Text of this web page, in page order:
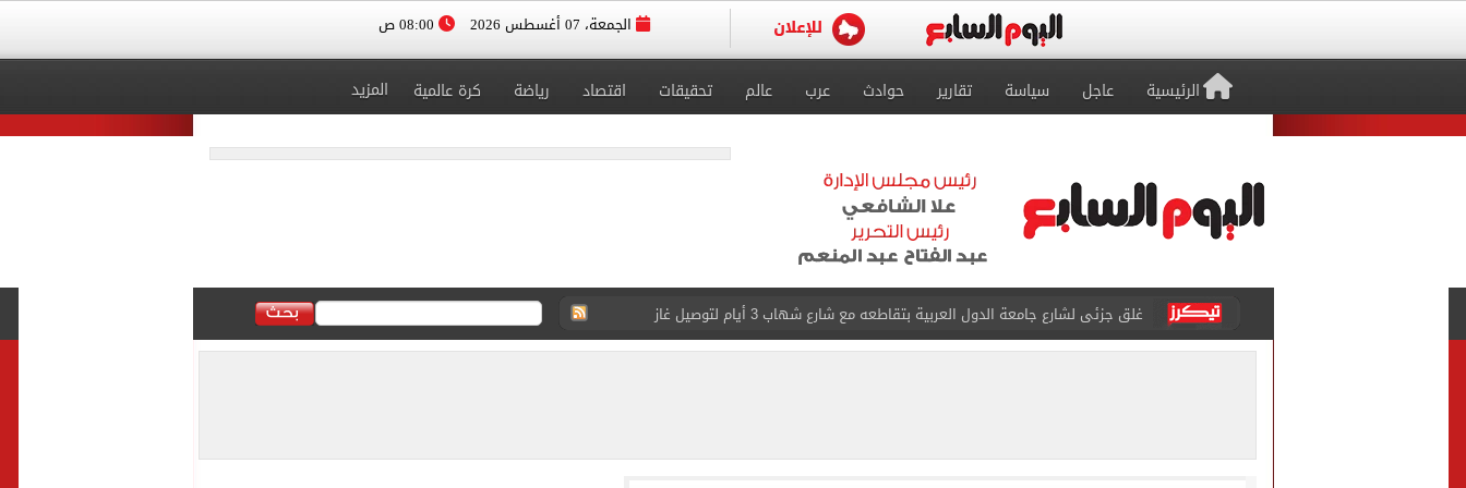
الجمعة، 07 أغسطس 2026
الرئيسية عاجل سياسة تقارير حوادث عرب عالم تحقيقات اقتصاد رياضة كرة عالمية المزيد
عمرو دياب يدخل موسوعة جينيس بعد تصدره قائمة بيلبورد عربية لـ68 أسبوعا
إغلاق طريق مصر أسوان الزراعى الغربى كليا من المنيب للعياط.. اعرف التحويلات
الاستعلامات تفند ادعاءات ذا صن وميرور حول علاج سيدة بريطانية في شرم الشيخ